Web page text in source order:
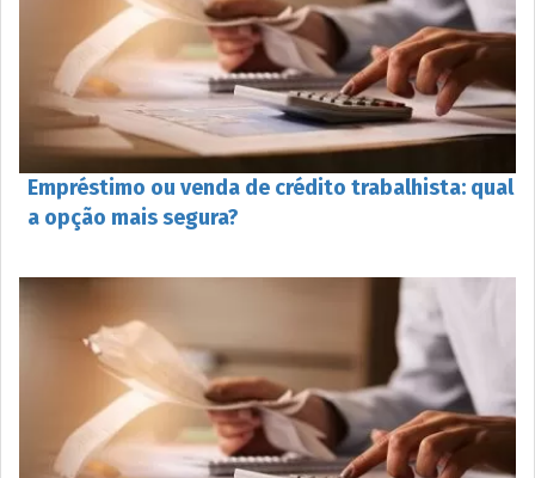
Empréstimo ou venda de crédito trabalhista: qual
a opção mais segura?